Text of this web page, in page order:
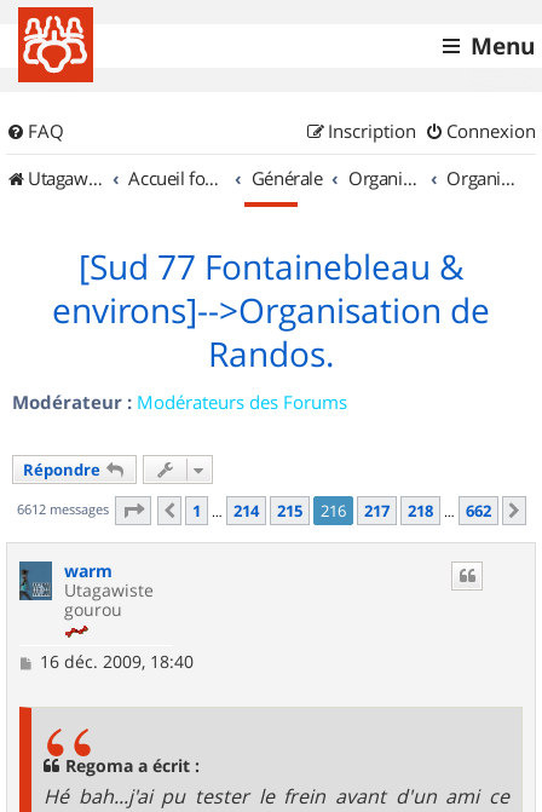
Menu
FAQ Connexion
Inscription
UtagawaVTT (Randos VTT et VTTAE avec traces GPS)
Accueil forum Générale Organisation de sorties & Recherche de partenaires Organisation de sorties en région Île de France
[Sud 77 Fontainebleau &
environs]-->Organisation de
Randos.
Modérateur : Modérateurs des Forums
Répondre
6612 messages Page 216 sur662
Précédent
1 … 214 215 216 217 218 … 662
warm
Utagawiste
gourou
M16 déc. 2009, 18:40
Regoma a écrit :
Hé bah...j'ai pu tester le frein avant d'un ami ce